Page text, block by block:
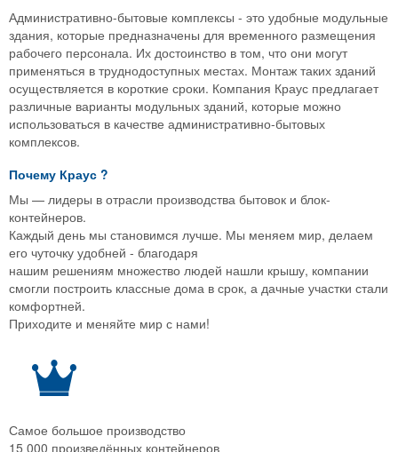
Административно-бытовые комплексы - это удобные модульные
здания, которые предназначены для временного размещения
рабочего персонала. Их достоинство в том, что они могут
применяться в труднодоступных местах. Монтаж таких зданий
осуществляется в короткие сроки. Компания Краус предлагает
различные варианты модульных зданий, которые можно
использоваться в качестве административно-бытовых
комплексов.
Почему Краус ?
Мы — лидеры в отрасли производства бытовок и блок-
контейнеров.
Каждый день мы становимся лучше. Мы меняем мир, делаем
его чуточку удобней - благодаря
нашим решениям множество людей нашли крышу, компании
смогли построить классные дома в срок, а дачные участки стали
комфортней.
Приходите и меняйте мир с нами!
Самое большое производство
15 000 произведённых контейнеров